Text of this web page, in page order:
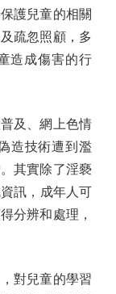
護兒童的相關
疏忽照顧，多
造成傷害的行
及、網上色情
造技術遭到濫
其實除了淫褻
訊，成年人可
分辨和處理，
對兒童的學習